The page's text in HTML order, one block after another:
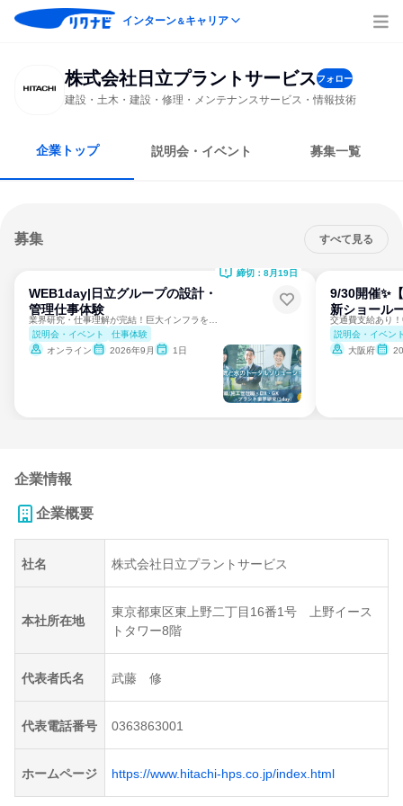
インターン＆キャリア
株式会社日立プラントサービスフォロー
建設・土木・建設・修理・メンテナンスサービス・情報技術
企業トップ 説明会・イベント 募集一覧
募集 すべて見る
WEB1day|日立グループの設計・
管理仕事体験
説明会・イベント
仕事体験
オンライン
2026年9月 1日
締切：8月19日
9/30開催✨
新ショール
説明会・イベン
大阪府
企業情報
企業概要
社名 株式会社日立プラントサービス
本社所在地
東京都東区東上野二丁目16番1号 上野イース
トタワー8階
代表者氏名 武藤 修
代表電話番号 0363863001
ホームページ https://www.hitachi-hps.co.jp/index.html